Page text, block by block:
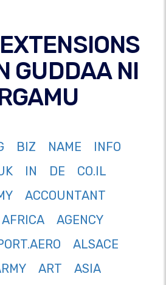
GUDDAA NI
BIZ NAME
INFO
IN DE
CO.IL
ACCOUNTANT
AFRICA
AGENCY
ALSACE
ART
ASIA